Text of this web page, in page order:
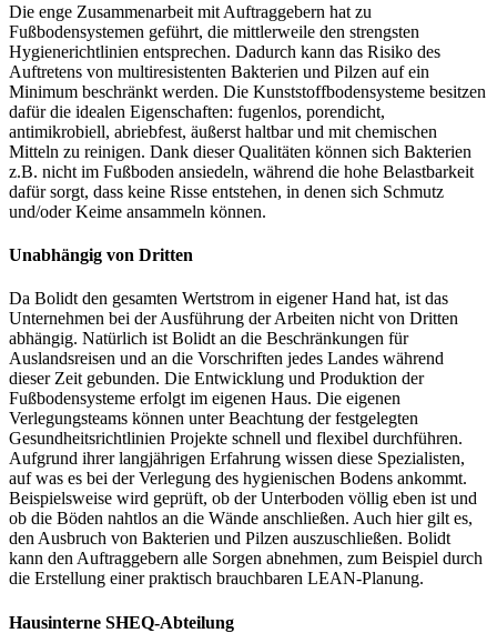
Die enge Zusammenarbeit mit Auftraggebern hat zu
Fußbodensystemen geführt, die mittlerweile den strengsten
Hygienerichtlinien entsprechen. Dadurch kann das Risiko des
Auftretens von multiresistenten Bakterien und Pilzen auf ein
Minimum beschränkt werden. Die Kunststoffbodensysteme besitzen
dafür die idealen Eigenschaften: fugenlos, porendicht,
antimikrobiell, abriebfest, äußerst haltbar und mit chemischen
Mitteln zu reinigen. Dank dieser Qualitäten können sich Bakterien
z.B. nicht im Fußboden ansiedeln, während die hohe Belastbarkeit
dafür sorgt, dass keine Risse entstehen, in denen sich Schmutz
und/oder Keime ansammeln können.
Unabhängig von Dritten
Da Bolidt den gesamten Wertstrom in eigener Hand hat, ist das
Unternehmen bei der Ausführung der Arbeiten nicht von Dritten
abhängig. Natürlich ist Bolidt an die Beschränkungen für
Auslandsreisen und an die Vorschriften jedes Landes während
dieser Zeit gebunden. Die Entwicklung und Produktion der
Fußbodensysteme erfolgt im eigenen Haus. Die eigenen
Verlegungsteams können unter Beachtung der festgelegten
Gesundheitsrichtlinien Projekte schnell und flexibel durchführen.
Aufgrund ihrer langjährigen Erfahrung wissen diese Spezialisten,
auf was es bei der Verlegung des hygienischen Bodens ankommt.
Beispielsweise wird geprüft, ob der Unterboden völlig eben ist und
ob die Böden nahtlos an die Wände anschließen. Auch hier gilt es,
den Ausbruch von Bakterien und Pilzen auszuschließen. Bolidt
kann den Auftraggebern alle Sorgen abnehmen, zum Beispiel durch
die Erstellung einer praktisch brauchbaren LEAN-Planung.
Hausinterne SHEQ-Abteilung